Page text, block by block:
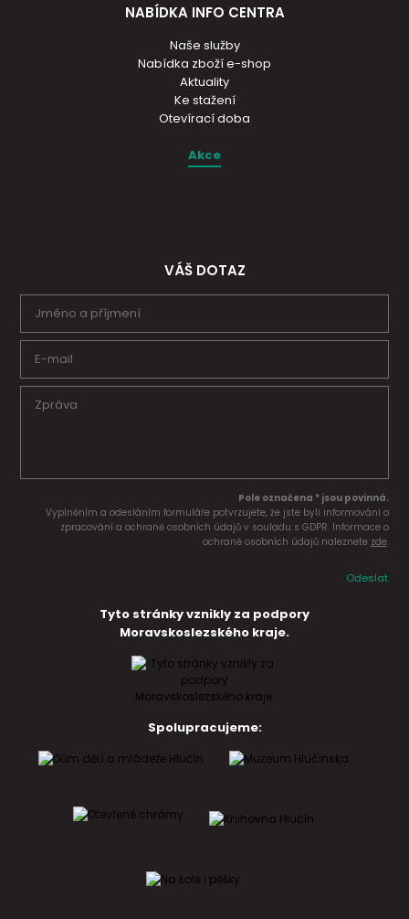
NABÍDKA INFO CENTRA
Naše služby
Nabídka zboží e-shop
Aktuality
Ke stažení
Otevírací doba
Akce
VÁŠ DOTAZ
Pole označena * jsou povinná.
Vyplněním a odesláním formuláře potvrzujete, že jste byli informováni o
zpracování a ochraně osobních údajů v souladu s GDPR. Informace o
ochraně osobních údajů naleznete zde.
Odeslat
Tyto stránky vznikly za podpory
Moravskoslezského kraje.
Spolupracujeme: